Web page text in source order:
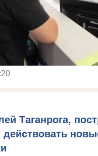
Таганрога,
действовать